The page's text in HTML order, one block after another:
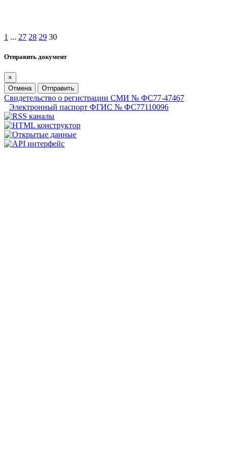
1 ... 27 28 29 30
Отправить документ
×
Отмена
Отправить
Свидетельство о регистрации СМИ № ФС77-47467
Электронный паспорт ФГИС № ФС77110096